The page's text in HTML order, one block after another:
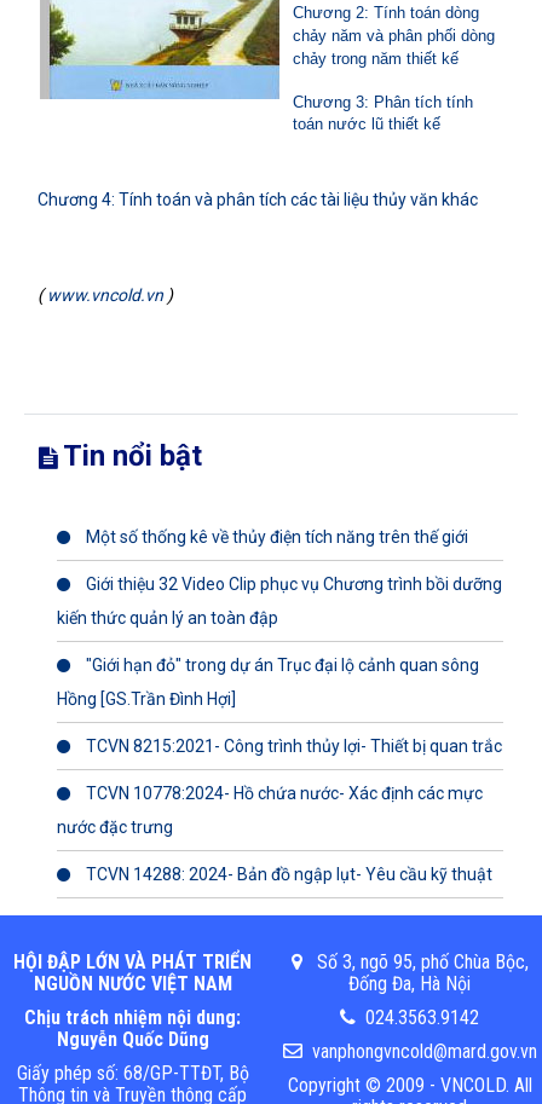
Chương 2: Tính toán dòng
chảy năm và phân phối dòng
chảy trong năm thiết kế
Chương 3: Phân tích tính
toán nước lũ thiết kế
Chương 4: Tính toán và phân tích các tài liệu thủy văn khác
(www.vncold.vn )
Tin nổi bật
Một số thống kê về thủy điện tích năng trên thế giới
Giới thiệu 32 Video Clip phục vụ Chương trình bồi dưỡng
kiến thức quản lý an toàn đập
"Giới hạn đỏ" trong dự án Trục đại lộ cảnh quan sông
Hồng [GS.Trần Đình Hợi]
TCVN 8215:2021- Công trình thủy lợi- Thiết bị quan trắc
TCVN 10778:2024- Hồ chứa nước- Xác định các mực
nước đặc trưng
TCVN 14288: 2024- Bản đồ ngập lụt- Yêu cầu kỹ thuật
HỘI ĐẬP LỚN VÀ PHÁT TRIỂN
NGUỒN NƯỚC VIỆT NAM
Chịu trách nhiệm nội dung:
Nguyễn Quốc Dũng
Giấy phép số: 68/GP-TTĐT, Bộ
Thông tin và Truyền thông cấp
Số 3, ngõ 95, phố Chùa Bộc,
Đống Đa, Hà Nội
024.3563.9142
vanphongvncold@mard.gov.vn
Copyright © 2009 - VNCOLD. All